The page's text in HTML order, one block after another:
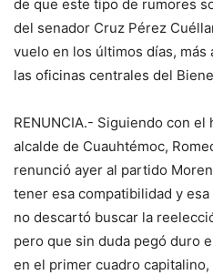
de que este tipo de rumores
del senador Cruz Pérez
vuelo en los últimos días,
las oficinas centrales del
RENUNCIA.- Siguiendo con
alcalde de Cuauhtémoc,
renunció ayer al partido
tener esa compatibilidad y
no descartó buscar la
pero que sin duda pegó duro
en el primer cuadro